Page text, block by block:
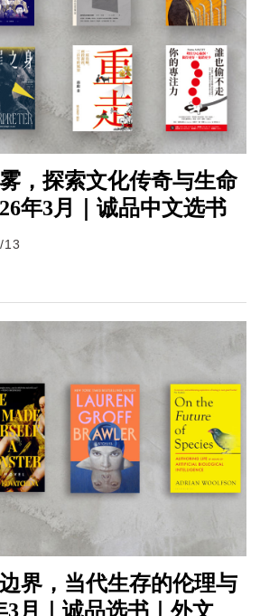
，探索文化传奇与生命
年3月｜诚品中文选书
13
界，当代生存的伦理与
3月｜诚品选书｜外文